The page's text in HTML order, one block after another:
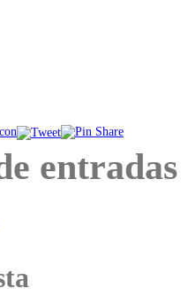
entradas